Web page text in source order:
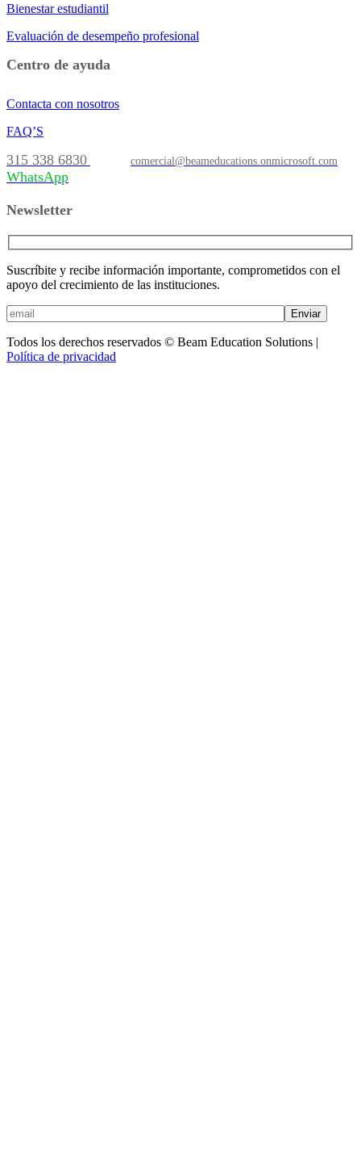
Bienestar estudiantil
Evaluación de desempeño profesional
Centro de ayuda
Contacta con nosotros
FAQ’S
315 338 6830 comercial@beameducations.onmicrosoft.com
WhatsApp
Newsletter
Suscríbite y recibe información importante, comprometidos con el
apoyo del crecimiento de las instituciones.
Enviar
Todos los derechos reservados © Beam Education Solutions |
Política de privacidad